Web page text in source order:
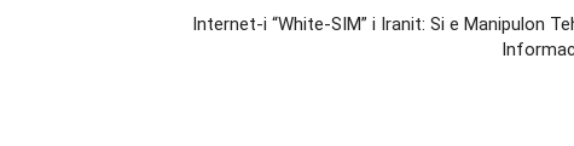
Internet-i “White-SIM” i Iranit: Si e Manipulon